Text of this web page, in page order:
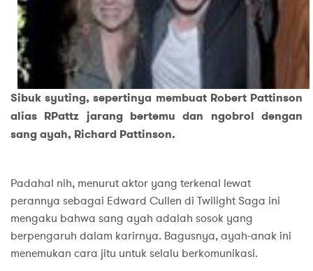
Sibuk syuting, sepertinya membuat Robert Pattinson
alias RPattz jarang bertemu dan ngobrol dengan
sang ayah, Richard Pattinson.
Padahal nih, menurut aktor yang terkenal lewat
perannya sebagai Edward Cullen di Twilight Saga ini
mengaku bahwa sang ayah adalah sosok yang
berpengaruh dalam karirnya. Bagusnya, ayah-anak ini
menemukan cara jitu untuk selalu berkomunikasi.